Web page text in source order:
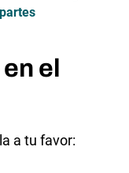
el
a tu favor: